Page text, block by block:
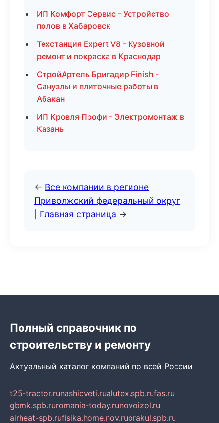
ИП Комфорт Сервис - Устройство
полов в Хабаровск
Техстанция Expert V8 - Кузовной
ремонт и покраска в Краснодар
СтройАртель Бригадир Finish -
Санузлы и плиточные работы в
Абакан
ИП Кровля Профи - Электромонтаж в
Казань
← Все компании в регионе
Приволжский федеральный округ
Главная страница →
Полный справочник по
строительству и ремонту
Актуальный каталог компаний по всей России
t25-tractor.runashicveti.rualutex.spb.rufas.ru
gbmk.spb.ruromania-today.runovoizol.ru
airheat-spb.rufisika.home.nov.ruorakul.spb.ru